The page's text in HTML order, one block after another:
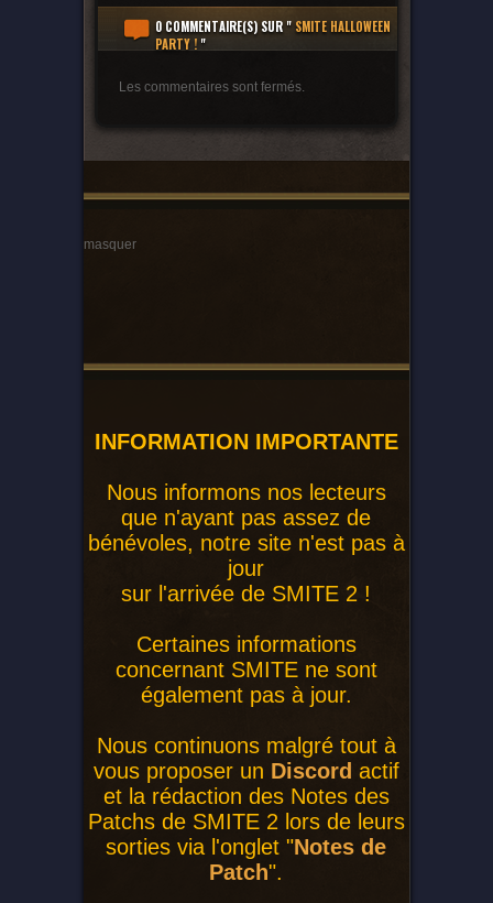
0 COMMENTAIRE(S)SUR " SMITE HALLOWEEN
PARTY !"
Les commentaires sont fermés.
masquer
INFORMATION IMPORTANTE
Nous informons nos lecteurs
que n'ayant pas assez de
bénévoles, notre site n'est pas à
jour
sur l'arrivée de SMITE 2 !
Certaines informations
concernant SMITE ne sont
également pas à jour.
Nous continuons malgré tout à
vous proposer un Discord actif
et la rédaction des Notes des
Patchs de SMITE 2 lors de leurs
sorties via l'onglet "Notes de
Patch".